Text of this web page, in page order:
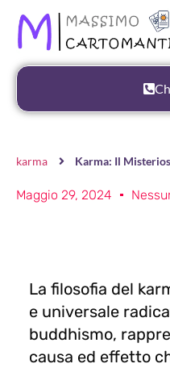
karma Karma: Il
Maggio 29, 2024
La filosofia del
e universale
buddhismo,
causa ed effetto